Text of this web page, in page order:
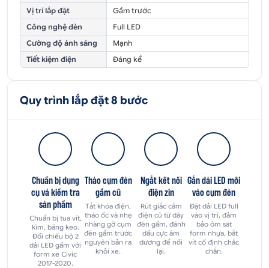
Vị trí lắp đặt
Gầm trước
Công nghệ đèn
Full LED
Cường độ ánh sáng
Mạnh
Tiết kiệm điện
Đáng kể
Quy trình lắp đặt 8 bước
Chuẩn bị dụng
cụ và kiểm tra
sản phẩm
Chuẩn bị tua vít,
kìm, băng keo.
Đối chiếu bộ 2
dải LED gầm với
form xe Civic
2017-2020.
Tháo cụm đèn
gầm cũ
Tắt khóa điện,
tháo ốc và nhẹ
nhàng gỡ cụm
đèn gầm trước
nguyên bản ra
khỏi xe.
Ngắt kết nối
điện zin
Rút giắc cắm
điện cũ từ dây
đèn gầm, đánh
dấu cực âm
dương để nối
lại.
Gắn dải LED mới
vào cụm đèn
Đặt dải LED full
vào vị trí, đảm
bảo ôm sát
form nhựa, bắt
vít cố định chắc
chắn.